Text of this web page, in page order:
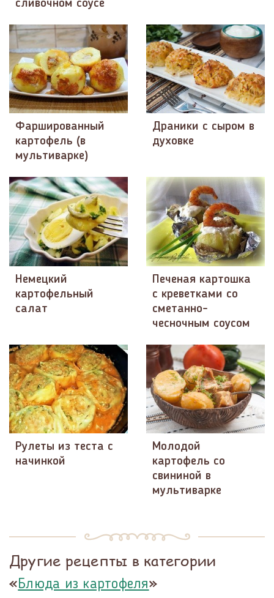
сливочном соусе
Фаршированный
картофель (в
мультиварке)
Драники с сыром в
духовке
Немецкий
картофельный
салат
Печеная картошка
с креветками со
сметанно-
чесночным соусом
Рулеты из теста с
начинкой
Молодой
картофель со
свининой в
мультиварке
Другие рецепты в категории
«Блюда из картофеля»